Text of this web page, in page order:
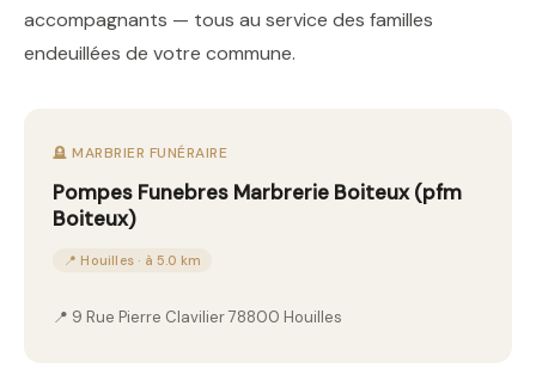
accompagnants — tous au service des familles
endeuillées de votre commune.
🪦 MARBRIER FUNÉRAIRE
Pompes Funebres Marbrerie Boiteux (pfm
Boiteux)
📍 Houilles · à 5.0 km
📍 9 Rue Pierre Clavilier 78800 Houilles